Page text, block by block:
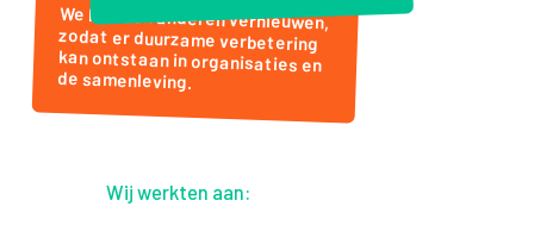
We leerden anderen vernieuwen,
zodat er duurzame verbetering
kan ontstaan in organisaties en
de samenleving.
Wij werkten aan: